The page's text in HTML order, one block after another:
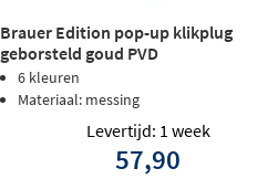
Brauer Edition pop-up klikplug
geborsteld goud PVD
6 kleuren
Materiaal: messing
Levertijd: 1 week
57,90